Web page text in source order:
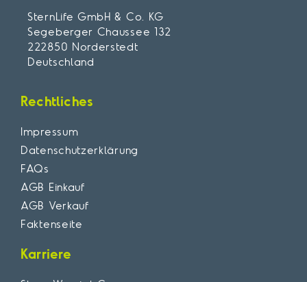
SternLife GmbH & Co. KG
Segeberger Chaussee 132
222850 Norderstedt
Deutschland
Rechtliches
Impressum
Datenschutzerklärung
FAQs
AGB Einkauf
AGB Verkauf
Faktenseite
Karriere